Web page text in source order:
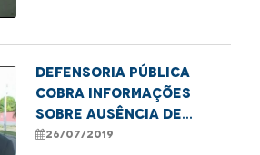
Defensoria Pública
cobra informações
sobre ausência de
abrigos em paradas de
26/07/2019